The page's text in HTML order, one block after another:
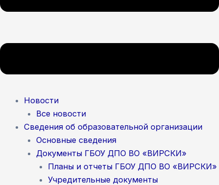
Новости
Все новости
Сведения об образовательной организации
Основные сведения
Документы ГБОУ ДПО ВО «ВИРСКИ»
Планы и отчеты ГБОУ ДПО ВО «ВИРСКИ»
Учредительные документы